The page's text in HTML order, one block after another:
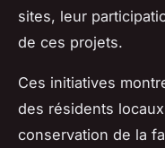
sites, leur
de ces projets.
Ces initiatives
des résidents
conservation de la